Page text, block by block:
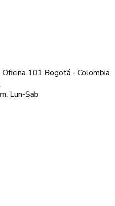
101 Bogotá - Colombia
Lun-Sab